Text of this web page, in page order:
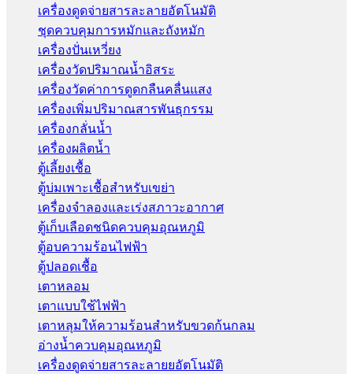
เครื่องดูดจ่ายสารละลายอัตโนมัติ
ชุดควบคุมการหมักและถังหมัก
เครื่องปั่นเหวี่ยง
เครื่องวัดปริมาณน้ำอิสระ
เครื่องวัดค่าการดูดกลืนคลื่นแสง
เครื่องเพิ่มปริมาณสารพันธุกรรม
เครื่องกลั่นน้ำ
เครื่องผลิตน้ำ
ตู้เลี้ยงเชื้อ
ตู้บ่มเพาะเชื้อสำหรับเขย่า
เครื่องจำลองและเร่งสภาวะอากาศ
ตู้เก็บเลือดชนิดควบคุมอุณหภูมิ
ตู้อบความร้อนไฟฟ้า
ตู้ปลอดเชื้อ
เตาหลอม
เตาแบบใช้ไฟฟ้า
เตาหลุมให้ความร้อนสำหรับขวดก้นกลม
อ่างน้ำควบคุมอุณหภูมิ
เครื่องดูดจ่ายสารละลายยอัตโนมัติ